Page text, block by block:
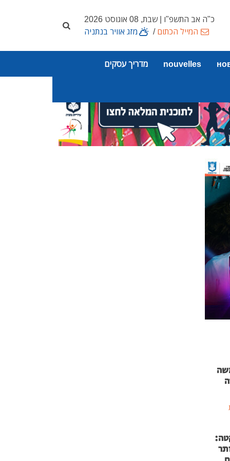
כ"ה אב התשפ"ו | שבת, 08 אוגוסט 2026
המייל הכתום/ מזג אוויר בנתניה
nouvelles מדריך עסקים
נמשה
אותר